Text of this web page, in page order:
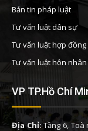
Bản tin pháp luật
Tư vấn luật dân sự
Tư vấn luật hợp đồng
Tư vấn luật hôn
VP TP.Hồ Chí
Địa Chỉ:Tầng 6, Toà